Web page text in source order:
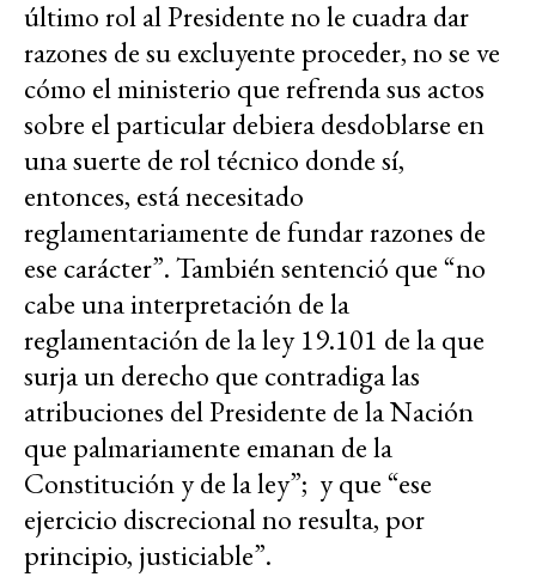
último rol al Presidente no le cuadra dar
razones de su excluyente proceder, no se ve
cómo el ministerio que refrenda sus actos
sobre el particular debiera desdoblarse en
una suerte de rol técnico donde sí,
entonces, está necesitado
reglamentariamente de fundar razones de
ese carácter”. También sentenció que “no
cabe una interpretación de la
reglamentación de la ley 19.101 de la que
surja un derecho que contradiga las
atribuciones del Presidente de la Nación
que palmariamente emanan de la
Constitución y de la ley”; y que “ese
ejercicio discrecional no resulta, por
principio, justiciable”.